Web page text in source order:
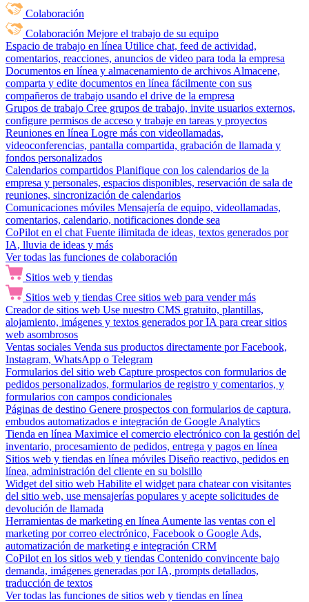
Colaboración
Colaboración Mejore el trabajo de su equipo
Espacio de trabajo en línea Utilice chat, feed de actividad,
comentarios, reacciones, anuncios de video para toda la empresa
Documentos en línea y almacenamiento de archivos Almacene,
comparta y edite documentos en línea fácilmente con sus
compañeros de trabajo usando el drive de la empresa
Grupos de trabajo Cree grupos de trabajo, invite usuarios externos,
configure permisos de acceso y trabaje en tareas y proyectos
Reuniones en línea Logre más con videollamadas,
videoconferencias, pantalla compartida, grabación de llamada y
fondos personalizados
Calendarios compartidos Planifique con los calendarios de la
empresa y personales, espacios disponibles, reservación de sala de
reuniones, sincronización de calendarios
Comunicaciones móviles Mensajería de equipo, videollamadas,
comentarios, calendario, notificaciones donde sea
CoPilot en el chat Fuente ilimitada de ideas, textos generados por
IA, lluvia de ideas y más
Ver todas las funciones de colaboración
Sitios web y tiendas
Sitios web y tiendas Cree sitios web para vender más
Creador de sitios web Use nuestro CMS gratuito, plantillas,
alojamiento, imágenes y textos generados por IA para crear sitios
web asombrosos
Ventas sociales Venda sus productos directamente por Facebook,
Instagram, WhatsApp o Telegram
Formularios del sitio web Capture prospectos con formularios de
pedidos personalizados, formularios de registro y comentarios, y
formularios con campos condicionales
Páginas de destino Genere prospectos con formularios de captura,
embudos automatizados e integración de Google Analytics
Tienda en línea Maximice el comercio electrónico con la gestión del
inventario, procesamiento de pedidos, entrega y pagos en línea
Sitios web y tiendas en línea móviles Diseño reactivo, pedidos en
línea, administración del cliente en su bolsillo
Widget del sitio web Habilite el widget para chatear con visitantes
del sitio web, use mensajerías populares y acepte solicitudes de
devolución de llamada
Herramientas de marketing en línea Aumente las ventas con el
marketing por correo electrónico, Facebook o Google Ads,
automatización de marketing e integración CRM
CoPilot en los sitios web y tiendas Contenido convincente bajo
demanda, imágenes generadas por IA, prompts detallados,
traducción de textos
Ver todas las funciones de sitios web y tiendas en línea